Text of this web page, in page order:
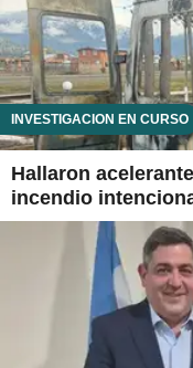
INVESTIGACIÓN EN CURSO
Hallaron
incendio